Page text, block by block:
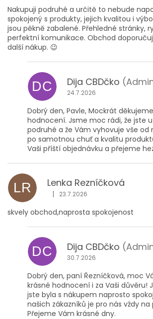
Nakupuji podruhé a určitě to nebude
spokojený s produkty, jejich kvalitou i
jsou pěkně zabalené. Přehledné stránky,
perfektní komunikace. Obchod
další nákup. 😉
DC Dija CBDčko
24.7.2026
Dobrý den, Pavle, Mockrát
hodnocení. Jsme moc rádi, že jste
podruhé a že Vám vyhovuje vše od
po samotnou chuť a kvalitu
Vaši příští objednávku a přejeme
LR Lenka Rezníčková
Hodnocení obchodu je 5 z 5
| 23.7.2026
skvely obchod,naprosta spokojenost
DC Dija CBDčko
30.7.2026
Dobrý den, paní Řezníčková, moc
krásné hodnocení i za Vaši důvěru!
jste byla s nákupem naprosto
našich zákazníků je pro nás vždy
Přejeme Vám krásné dny.